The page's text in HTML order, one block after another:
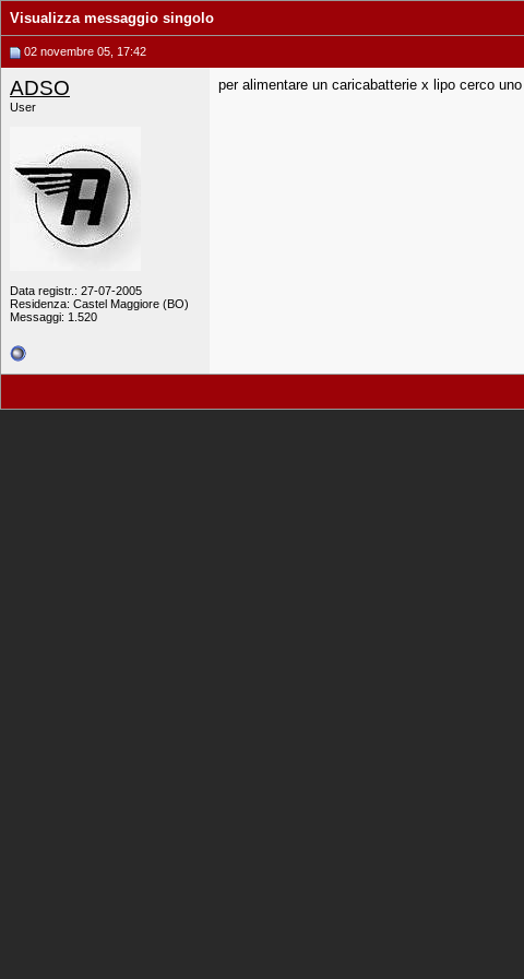
Visualizza messaggio singolo
02 novembre 05, 17:42
ADSO
User
Data registr.: 27-07-2005
Residenza: Castel Maggiore (BO)
Messaggi: 1.520
per alimentare un caricabatterie x lipo cerco